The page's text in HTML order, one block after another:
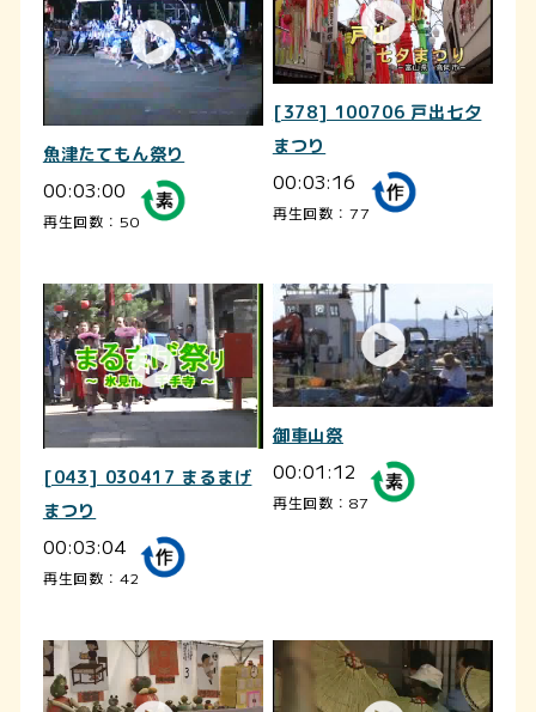
魚津たてもん祭り
00:03:00
再生回数：50
[378] 100706 戸出七夕
まつり
00:03:16
再生回数：77
[043] 030417 まるまげ
まつり
00:03:04
再生回数：42
御車山祭
00:01:12
再生回数：87